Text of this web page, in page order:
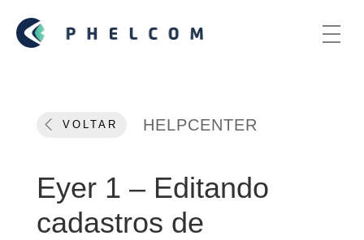
VOLTAR HELPCENTER
Eyer 1 – Editando
cadastros de